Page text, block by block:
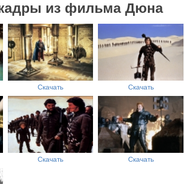
из фильма Дюна
Скачать Скачать
Скачать Скачать